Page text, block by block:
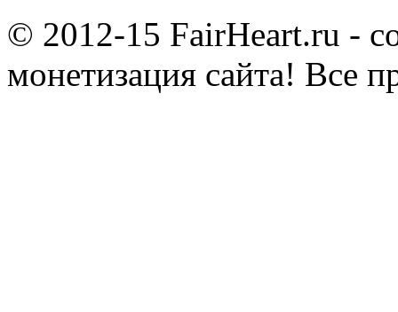
© 2012-15 FairHeart.ru -
монетизация сайта! Все